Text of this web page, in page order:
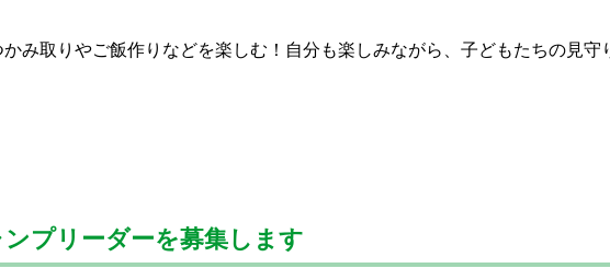
み取りやご飯作りなどを楽しむ！自分も楽しみながら、子どもたちの見守
プリーダーを募集します